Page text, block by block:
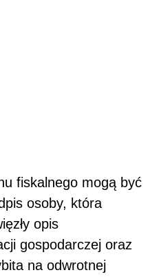
fiskalnego mogą być
osoby, która
opis
gospodarczej oraz
na odwrotnej